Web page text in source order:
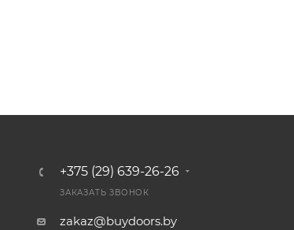
+375 (29) 639-26-26
ЗАКАЗАТЬ ЗВОНОК
zakaz@buydoors.by